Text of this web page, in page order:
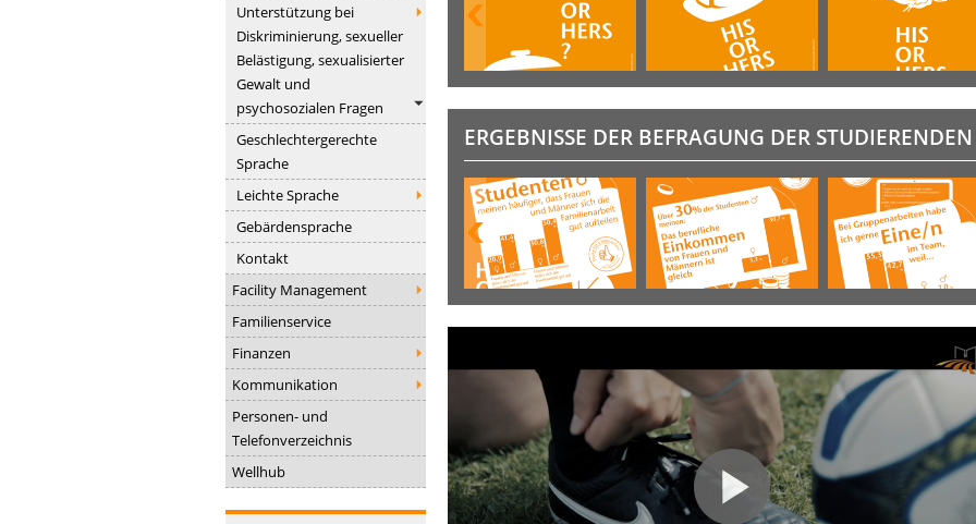
Unterstützung bei
Diskriminierung, sexueller
Belästigung, sexualisierter
Gewalt und
psychosozialen Fragen
Geschlechtergerechte
Sprache
Leichte Sprache
Gebärdensprache
Kontakt
Facility Management
Familienservice
Finanzen
Kommunikation
Personen- und
Telefonverzeichnis
Wellhub
ERGEBNISSE DER BEFRAGUNG DER STUDIERENDEN